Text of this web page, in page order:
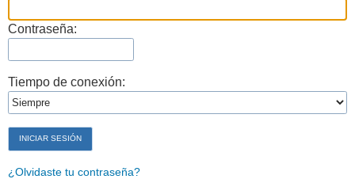
Contraseña:
Tiempo de conexión:
¿Olvidaste tu contraseña?